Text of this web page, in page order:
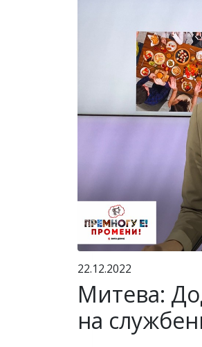
22.12.2022
Митева:
на